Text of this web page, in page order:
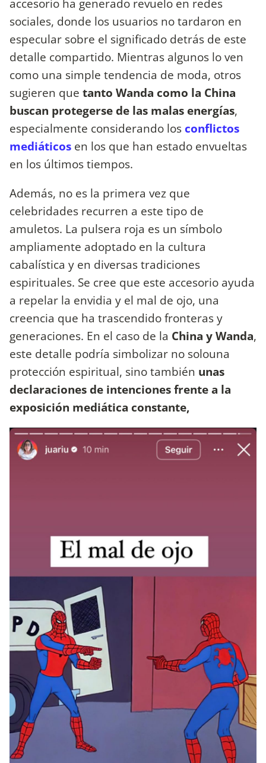
sociales, donde los usuarios no tardaron en
especular sobre el significado detrás de este
detalle compartido. Mientras algunos lo ven
como una simple tendencia de moda, otros
sugieren que tanto Wanda como la China
buscan protegerse de las malas energías,
especialmente considerando los conflictos
mediáticos en los que han estado envueltas
en los últimos tiempos.
Además, no es la primera vez que
celebridades recurren a este tipo de
amuletos. La pulsera roja es un símbolo
ampliamente adoptado en la cultura
cabalística y en diversas tradiciones
espirituales. Se cree que este accesorio ayuda
a repelar la envidia y el mal de ojo, una
creencia que ha trascendido fronteras y
generaciones. En el caso de la China y Wanda,
este detalle podría simbolizar no solouna
protección espiritual, sino también unas
declaraciones de intenciones frente a la
exposición mediática constante,